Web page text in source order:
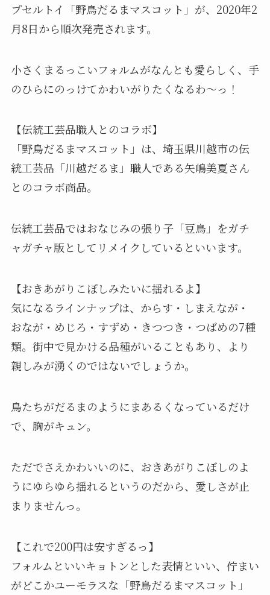
プセルトイ「野鳥だるまマスコット」が、2020年2
月8日から順次発売されます。
小さくまるっこいフォルムがなんとも愛らしく、手
のひらにのっけてかわいがりたくなるわ～っ！
【伝統工芸品職人とのコラボ】
「野鳥だるまマスコット」は、埼⽟県川越市の伝
統⼯芸品「川越だるま」職⼈である⽮嶋美夏さん
とのコラボ商品。
伝統⼯芸品ではおなじみの張り⼦「⾖⿃」をガチ
ャガチャ版としてリメイクしているといいます。
【おきあがりこぼしみたいに揺れるよ】
気になるラインナップは、からす・しまえなが・
おなが・めじろ・すずめ・きつつき・つばめの7種
類。街中で見かける品種がいることもあり、より
親しみが湧くのではないでしょうか。
鳥たちがだるまのようにまあるくなっているだけ
で、胸がキュン。
ただでさえかわいいのに、おきあがりこぼしのよ
うにゆらゆら揺れるというのだから、愛しさが止
まりませんっ。
【これで200円は安すぎるっ】
フォルムといいキョトンとした表情といい、佇まい
がどこかユーモラスな「野鳥だるまマスコット」